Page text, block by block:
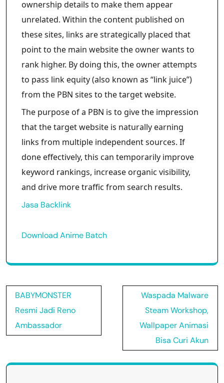
ownership details to make them appear
unrelated. Within the content published on
these sites, links are strategically placed that
point to the main website the owner wants to
rank higher. By doing this, the owner attempts
to pass link equity (also known as “link juice”)
from the PBN sites to the target website.
The purpose of a PBN is to give the impression
that the target website is naturally earning
links from multiple independent sources. If
done effectively, this can temporarily improve
keyword rankings, increase organic visibility,
and drive more traffic from search results.
Jasa Backlink
Download Anime Batch
Post
navigation
BABYMONSTER
Resmi Jadi Reno
Ambassador
Waspada Malware
Steam Workshop,
Wallpaper Animasi
Bisa Curi Akun